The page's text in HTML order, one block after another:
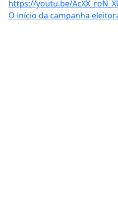
O início da campanha